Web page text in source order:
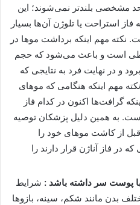
مشخصی بلندتر نمی‌شوند؛ این
استراحت یا تلوژن آن‌ها بسیار
نکته مهم اینکه برداشت موها در
است و باعث می‌شود که حجم
و در نهایت فرد به نتایجی که
مهم اینکه هنگامی که موهای
گرافت‌ها اکنون در کدام فاز
به همین دلیل پزشکان توصیه
از کاشت موهای خود را
در فاز آناژن قرار دارند را
پوست سر داشته باشد : شرایط
بدن مانند شکم، سینه، بازوها